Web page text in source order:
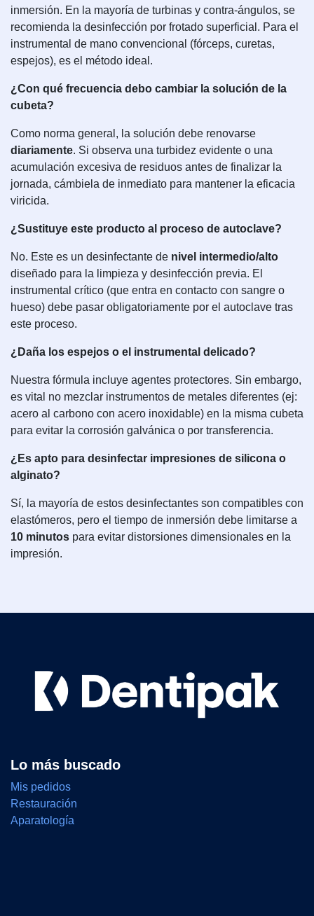
inmersión. En la mayoría de turbinas y contra-ángulos, se
recomienda la desinfección por frotado superficial. Para el
instrumental de mano convencional (fórceps, curetas,
espejos), es el método ideal.
¿Con qué frecuencia debo cambiar la solución de la
cubeta?
Como norma general, la solución debe renovarse
diariamente. Si observa una turbidez evidente o una
acumulación excesiva de residuos antes de finalizar la
jornada, cámbiela de inmediato para mantener la eficacia
viricida.
¿Sustituye este producto al proceso de autoclave?
No. Este es un desinfectante de nivel intermedio/alto
diseñado para la limpieza y desinfección previa. El
instrumental crítico (que entra en contacto con sangre o
hueso) debe pasar obligatoriamente por el autoclave tras
este proceso.
¿Daña los espejos o el instrumental delicado?
Nuestra fórmula incluye agentes protectores. Sin embargo,
es vital no mezclar instrumentos de metales diferentes (ej:
acero al carbono con acero inoxidable) en la misma cubeta
para evitar la corrosión galvánica o por transferencia.
¿Es apto para desinfectar impresiones de silicona o
alginato?
Sí, la mayoría de estos desinfectantes son compatibles con
elastómeros, pero el tiempo de inmersión debe limitarse a
10 minutos para evitar distorsiones dimensionales en la
impresión.
Lo más buscado
Mis pedidos
Restauración
Aparatología